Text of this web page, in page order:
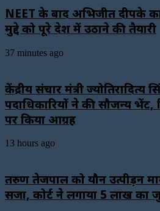
NEET के बाद अभिजीत दीपके
मुद्दे को पूरे देश में उठाने की तैयारी
37 minutes ago
केंद्रीय संचार मंत्री ज्योतिरादित्य
पदाधिकारियों ने की सौजन्य भेंट,
पर किया आग्रह
13 hours ago
तरुण तेजपाल को यौन उत्पीड़न
सजा, कोर्ट ने लगाया ₹5 लाख का